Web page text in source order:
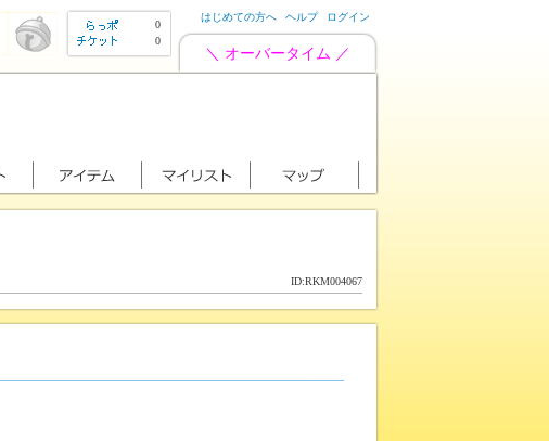
0
0
はじめての方へ ヘルプ ログイン
＼ オーバータイム ／
ID:RKM004067